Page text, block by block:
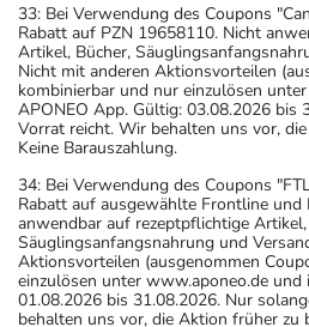
33: Bei Verwendung des Coupons
Rabatt auf PZN 19658110. Nicht
Artikel, Bücher,
Nicht mit anderen Aktionsvorteilen
kombinierbar und nur einzulösen
APONEO App. Gültig: 03.08.2026 bis
Vorrat reicht. Wir behalten uns vor,
Keine Barauszahlung.
34: Bei Verwendung des Coupons
Rabatt auf ausgewählte Frontline
anwendbar auf rezeptpflichtige Artikel,
Säuglingsanfangsnahrung und
Aktionsvorteilen (ausgenommen
einzulösen unter www.aponeo.de
01.08.2026 bis 31.08.2026. Nur
behalten uns vor, die Aktion früher zu